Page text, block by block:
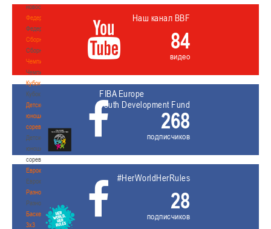
новости
Федерация
Федерация
Сборные
Сборные
Чемпионат
Чемпионат
Кубок
Кубок
Детско-
юношеские
соревнования
Детско-
юношеские
соревнования
Еврокубки
Еврокубки
Разное
Разное
Баскетбол
3х3
Наш канал BBF
84
видео
FIBA Europe
Youth Development Fund
268
подписчиков
#HerWorldHerRules
28
подписчиков